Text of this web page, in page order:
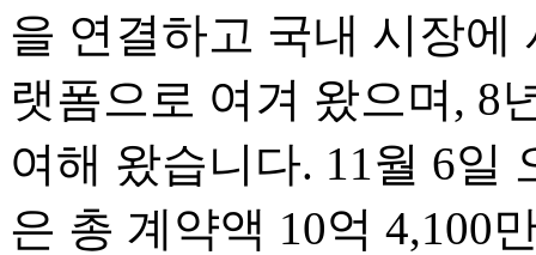
을 연결하고 국내 시장에
랫폼으로 여겨 왔으며, 8
여해 왔습니다. 11월 6일
은 총 계약액 10억 4,100